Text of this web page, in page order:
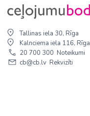
Tallinas iela 30, Rīga
Kalnciema iela 116, Rīga
20 700 300 Noteikumi
cb@cb.lv Rekvizīti